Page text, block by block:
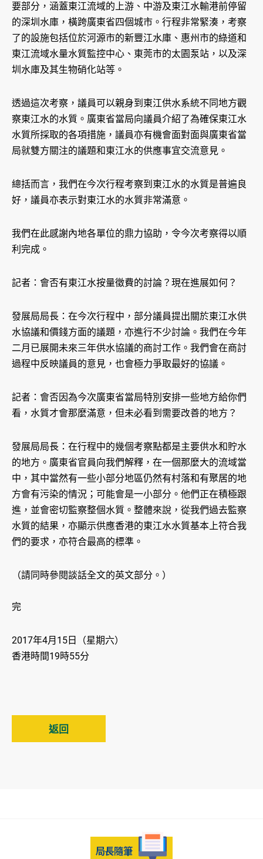
要部分，涵蓋東江流域的上游、中游及東江水輸港前停留
的深圳水庫，橫跨廣東省四個城市。行程非常緊湊，考察
了的設施包括位於河源市的新豐江水庫、惠州市的綠道和
東江流域水量水質監控中心、東莞市的太園泵站，以及深
圳水庫及其生物硝化站等。
透過這次考察，議員可以親身到東江供水系統不同地方觀
察東江水的水質。廣東省當局向議員介紹了為確保東江水
水質所採取的各項措施，議員亦有機會面對面與廣東省當
局就雙方關注的議題和東江水的供應事宜交流意見。
總括而言，我們在今次行程考察到東江水的水質是普遍良
好，議員亦表示對東江水的水質非常滿意。
我們在此感謝內地各單位的鼎力協助，令今次考察得以順
利完成。
記者：會否有東江水按量徵費的討論？現在進展如何？
發展局局長：在今次行程中，部分議員提出關於東江水供
水協議和價錢方面的議題，亦進行不少討論。我們在今年
二月已展開未來三年供水協議的商討工作。我們會在商討
過程中反映議員的意見，也會極力爭取最好的協議。
記者：會否因為今次廣東省當局特別安排一些地方給你們
看，水質才會那麼滿意，但未必看到需要改善的地方？
發展局局長：在行程中的幾個考察點都是主要供水和貯水
的地方。廣東省官員向我們解釋，在一個那麼大的流域當
中，其中當然有一些小部分地區仍然有村落和有聚居的地
方會有污染的情況；可能會是一小部分。他們正在積極跟
進，並會密切監察整個水質。整體來說，從我們過去監察
水質的結果，亦顯示供應香港的東江水水質基本上符合我
們的要求，亦符合最高的標準。
（請同時參閱談話全文的英文部分。）
完
2017年4月15日（星期六）
香港時間19時55分
返回